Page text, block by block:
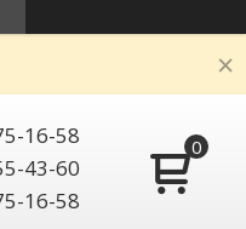
16-58
43-60
16-58